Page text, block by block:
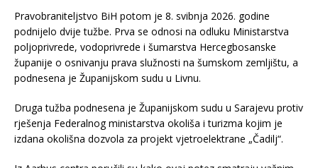
Pravobraniteljstvo BiH potom je 8. svibnja 2026. godine
podnijelo dvije tužbe. Prva se odnosi na odluku Ministarstva
poljoprivrede, vodoprivrede i šumarstva Hercegbosanske
županije o osnivanju prava služnosti na šumskom zemljištu, a
podnesena je Županijskom sudu u Livnu.
Druga tužba podnesena je Županijskom sudu u Sarajevu protiv
rješenja Federalnog ministarstva okoliša i turizma kojim je
izdana okolišna dozvola za projekt vjetroelektrane „Čadilj“.